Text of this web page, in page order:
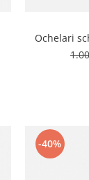
Ochelari
-40%